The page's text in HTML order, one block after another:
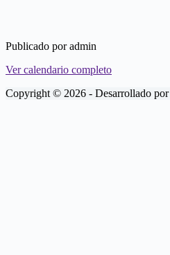
Publicado por admin
Ver calendario completo
Copyright © 2026 - Desarrollado por